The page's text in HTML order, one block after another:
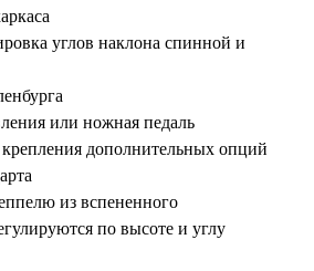
углов наклона спинной и
или ножная педаль
дополнительных опций
из вспененного
по высоте и углу